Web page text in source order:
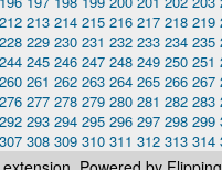
212 213 214 215 216 217 218 219
228 229 230 231 232 233 234 235
244 245 246 247 248 249 250 251
260 261 262 263 264 265 266 267
276 277 278 279 280 281 282 283
292 293 294 295 296 297 298 299
307 308 309 310 311 312 313 314